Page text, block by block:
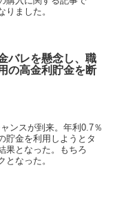
ました。
バレを懸念し、職
の高金利貯金を断
ンスが到来。年利0.7％
貯金を利用しようとタ
果となった。もちろ
なった。